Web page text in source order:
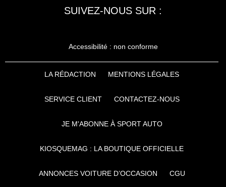
SUIVEZ-NOUS SUR :
Accessibilité : non conforme
LA RÉDACTION MENTIONS LÉGALES
SERVICE CLIENT CONTACTEZ-NOUS
JE M'ABONNE À SPORT AUTO
KIOSQUEMAG : LA BOUTIQUE OFFICIELLE
ANNONCES VOITURE D’OCCASION CGU